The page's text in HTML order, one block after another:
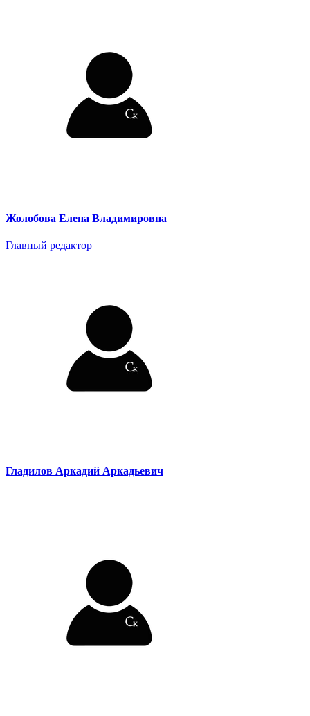
Жолобова Елена Владимировна
Главный редактор
Гладилов Аркадий Аркадьевич